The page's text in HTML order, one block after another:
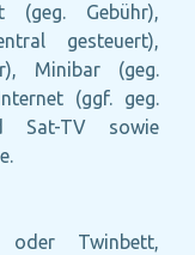
(geg. Gebühr),
gesteuert),
Minibar (geg.
(ggf. geg.
Sat-TV sowie
oder Twinbett,